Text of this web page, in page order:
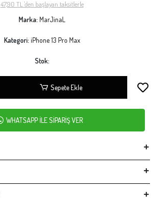
47,90 TL 'den başlayan taksitlerle
Marka: MarJinaL
Kategori: iPhone 13 Pro Max
Stok:
Sepete Ekle
WHATSAPP İLE SİPARİŞ VER